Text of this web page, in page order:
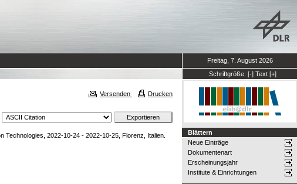
Freitag, 7. August 2026
Schriftgröße: [-] Text [+]
Versenden Drucken
Technologies, 2022-10-24 - 2022-10-25, Florenz, Italien.
Blättern
Neue Einträge
Dokumentenart
Erscheinungsjahr
Institute & Einrichtungen